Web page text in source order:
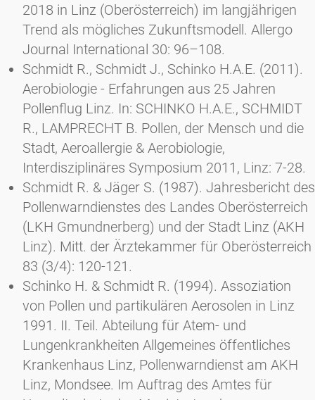
2018 in Linz (Oberösterreich) im langjährigen
Trend als mögliches Zukunftsmodell. Allergo
Journal International 30: 96–108.
Schmidt R., Schmidt J., Schinko H.A.E. (2011).
Aerobiologie - Erfahrungen aus 25 Jahren
Pollenflug Linz. In: SCHINKO H.A.E., SCHMIDT
R., LAMPRECHT B. Pollen, der Mensch und die
Stadt, Aeroallergie & Aerobiologie,
Interdisziplinäres Symposium 2011, Linz: 7-28.
Schmidt R. & Jäger S. (1987). Jahresbericht des
Pollenwarndienstes des Landes Oberösterreich
(LKH Gmundnerberg) und der Stadt Linz (AKH
Linz). Mitt. der Ärztekammer für Oberösterreich
83 (3/4): 120-121.
Schinko H. & Schmidt R. (1994). Assoziation
von Pollen und partikulären Aerosolen in Linz
1991. II. Teil. Abteilung für Atem- und
Lungenkrankheiten Allgemeines öffentliches
Krankenhaus Linz, Pollenwarndienst am AKH
Linz, Mondsee. Im Auftrag des Amtes für